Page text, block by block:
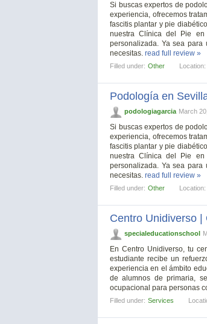
Si buscas expertos de
experiencia, ofrecemos
fascitis plantar y pie
nuestra Clínica del Pie en
personalizada. Ya sea para
necesitas. read full review »
Filled under: Other Location:
Podología en
podologiagarcia March
Si buscas expertos de
experiencia, ofrecemos
fascitis plantar y pie
nuestra Clínica del Pie en
personalizada. Ya sea para
necesitas. read full review »
Filled under: Other Location:
Centro Unidiverso
specialeducationschool
En Centro Unidiverso, tu
estudiante recibe un
experiencia en el ámbito
de alumnos de primaria,
ocupacional para personas
Filled under: Services